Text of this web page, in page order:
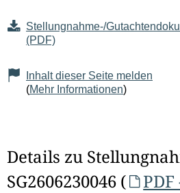
Stellungnahme-/
(PDF)
Inhalt dieser Seite melden
(Mehr Informationen)
Details zu
SG2606230046 (